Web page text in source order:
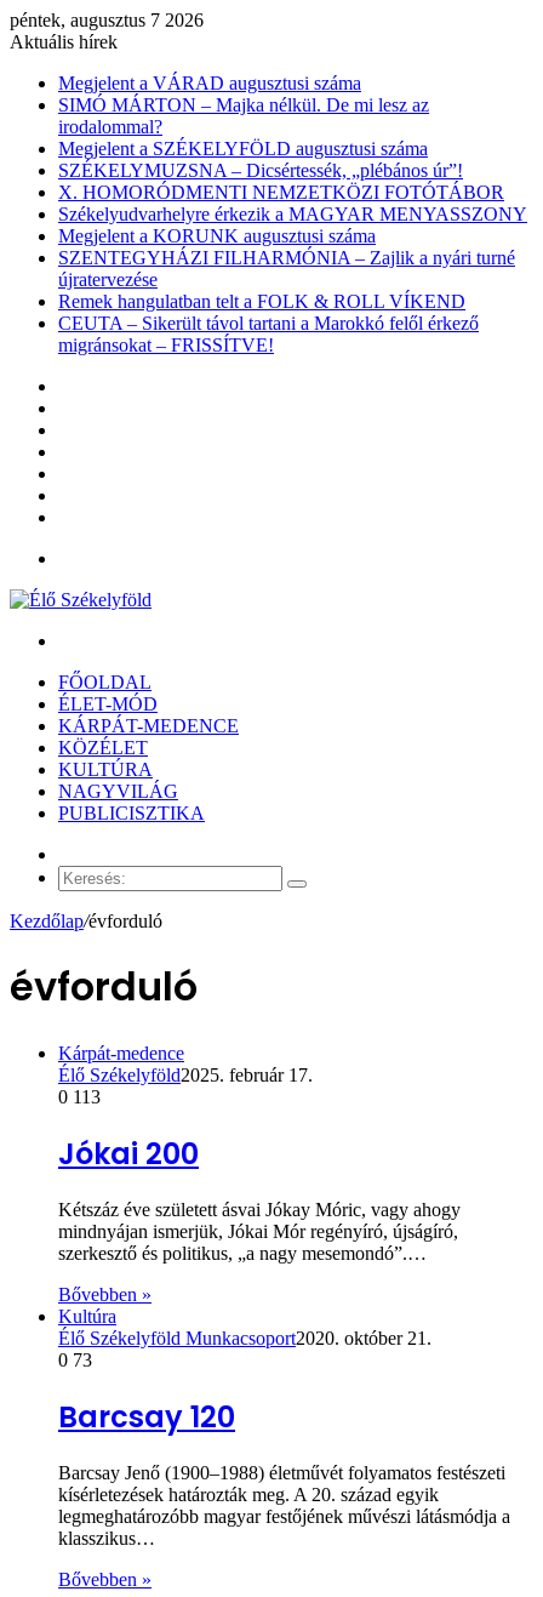
péntek, augusztus 7 2026
Aktuális hírek
Megjelent a VÁRAD augusztusi száma
SIMÓ MÁRTON – Majka nélkül. De mi lesz az
irodalommal?
Megjelent a SZÉKELYFÖLD augusztusi száma
SZÉKELYMUZSNA – Dicsértessék, „plébános úr”!
X. HOMORÓDMENTI NEMZETKÖZI FOTÓTÁBOR
Székelyudvarhelyre érkezik a MAGYAR MENYASSZONY
Megjelent a KORUNK augusztusi száma
SZENTEGYHÁZI FILHARMÓNIA – Zajlik a nyári turné
újratervezése
Remek hangulatban telt a FOLK & ROLL VÍKEND
CEUTA – Sikerült távol tartani a Marokkó felől érkező
migránsokat – FRISSÍTVE!
FŐOLDAL
ÉLET-MÓD
KÁRPÁT-MEDENCE
KÖZÉLET
KULTÚRA
NAGYVILÁG
PUBLICISZTIKA
cikk
Keresés:
Kezdőlap/évforduló
évforduló
Kárpát-medence
Élő Székelyföld2025. február 17.
0 113
Jókai 200
Kétszáz éve született ásvai Jókay Móric, vagy ahogy
mindnyájan ismerjük, Jókai Mór regényíró, újságíró,
szerkesztő és politikus, „a nagy mesemondó”.…
Bővebben »
Kultúra
Élő Székelyföld Munkacsoport2020. október 21.
0 73
Barcsay 120
Barcsay Jenő (1900–1988) életművét folyamatos festészeti
kísérletezések határozták meg. A 20. század egyik
legmeghatározóbb magyar festőjének művészi látásmódja a
klasszikus…
Bővebben »